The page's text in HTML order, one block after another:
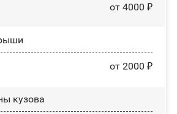
от 4000 ₽
от 2000 ₽
кузова